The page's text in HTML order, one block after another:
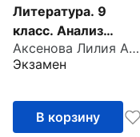
Литература. 9
класс. Анализ
произведений
русской
Аксенова Лилия Алексеевна
Экзамен
В корзину